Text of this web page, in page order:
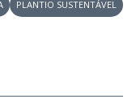
PLANTIO SUSTENTÁVEL